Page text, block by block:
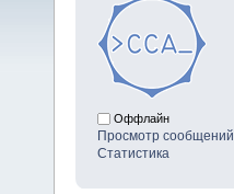
Оффлайн
Просмотр сообщений
Статистика